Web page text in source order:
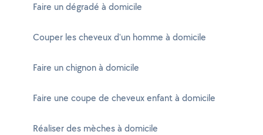
Faire un dégradé à domicile
Couper les cheveux d'un homme à domicile
Faire un chignon à domicile
Faire une coupe de cheveux enfant à domicile
Réaliser des mèches à domicile